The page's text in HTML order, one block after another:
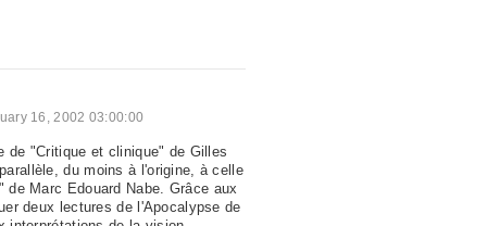
16, 2002 03:00:00
de "Critique et clinique" de Gilles
du moins à l'origine, à celle
de Marc Edouard Nabe. Grâce aux
deux lectures de l'Apocalypse de